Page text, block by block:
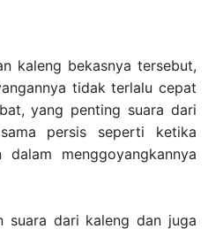
kaleng bekasnya tersebut,
tidak terlalu cepat
yang penting suara dari
persis seperti ketika
menggoyangkannya
suara dari kaleng dan juga